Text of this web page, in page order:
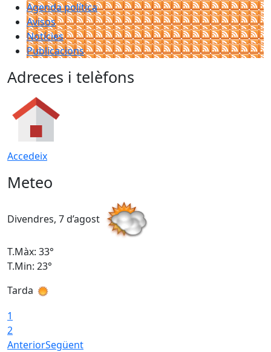
Agenda política
Avisos
Notícies
Publicacions
Adreces i telèfons
Accedeix
Meteo
Divendres, 7 d’agost
T.Màx: 33°
T.Min: 23°
Tarda
1
2
AnteriorSegüent